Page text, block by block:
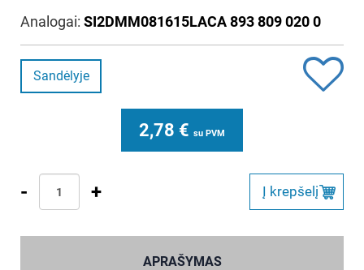
Analogai: SI2DMM081615LACA 893 809 020 0
Sandėlyje
2,78 € su PVM
- + Į krepšelį
APRAŠYMAS